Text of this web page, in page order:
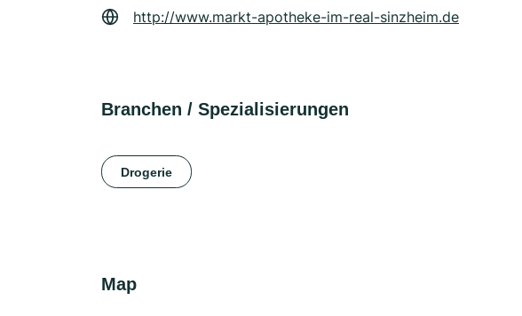
http://www.markt-apotheke-im-real-sinzheim.de
Branchen / Spezialisierungen
Drogerie
Map